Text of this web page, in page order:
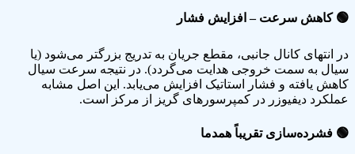
🟢کاهش سرعت – افزایش فشار
در انتهای کانال جانبی، مقطع جریان به تدریج بزرگتر می‌شود (یا
سیال به سمت خروجی هدایت می‌گردد). در نتیجه سرعت سیال
کاهش یافته و فشار استاتیک افزایش می‌یابد. این اصل مشابه
عملکرد دیفیوزر در کمپرسورهای گریز از مرکز است.
🟢 فشرده‌سازی تقریباً همدما